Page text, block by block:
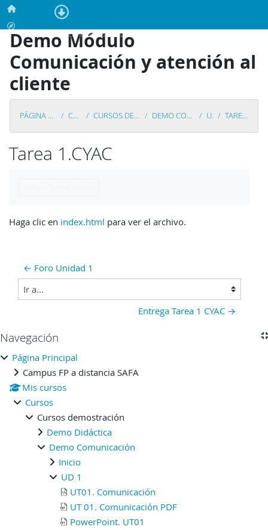
Salta al contenido principal
Página Principal
Calendario
En este momento está usando el acceso para invitados (
Demo Módulo
Comunicación y atención al
cliente
PÁGINA PRINCIPAL CURSOS CURSOS DEMOSTRACIÓN DEMO COMUNICACIÓN UD 1 TAREA 1.CYAC
Tarea 1.CYAC
Haga clic en index.html para ver el archivo.
← Foro Unidad 1
Ir a...
Entrega Tarea 1 CYAC →
Bloques
Salta Navegación
Navegación
Página Principal
Campus FP a distancia SAFA
Mis cursos
Cursos
Cursos demostración
Demo Didáctica
Demo Comunicación
Inicio
UD 1
UT01. Comunicación
UT 01. Comunicación PDF
PowerPoint. UT01